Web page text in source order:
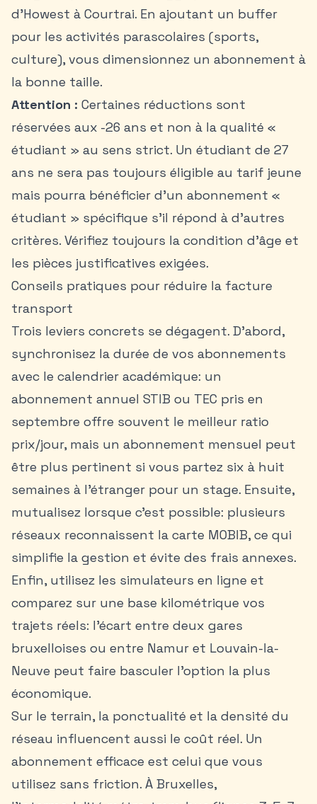
d’Howest à Courtrai. En ajoutant un buffer
pour les activités parascolaires (sports,
culture), vous dimensionnez un abonnement à
la bonne taille.
Attention : Certaines réductions sont
réservées aux -26 ans et non à la qualité «
étudiant » au sens strict. Un étudiant de 27
ans ne sera pas toujours éligible au tarif jeune
mais pourra bénéficier d’un abonnement «
étudiant » spécifique s’il répond à d’autres
critères. Vérifiez toujours la condition d’âge et
les pièces justificatives exigées.
Conseils pratiques pour réduire la facture
transport
Trois leviers concrets se dégagent. D’abord,
synchronisez la durée de vos abonnements
avec le calendrier académique: un
abonnement annuel STIB ou TEC pris en
septembre offre souvent le meilleur ratio
prix/jour, mais un abonnement mensuel peut
être plus pertinent si vous partez six à huit
semaines à l’étranger pour un stage. Ensuite,
mutualisez lorsque c’est possible: plusieurs
réseaux reconnaissent la carte MOBIB, ce qui
simplifie la gestion et évite des frais annexes.
Enfin, utilisez les simulateurs en ligne et
comparez sur une base kilométrique vos
trajets réels: l’écart entre deux gares
bruxelloises ou entre Namur et Louvain-la-
Neuve peut faire basculer l’option la plus
économique.
Sur le terrain, la ponctualité et la densité du
réseau influencent aussi le coût réel. Un
abonnement efficace est celui que vous
utilisez sans friction. À Bruxelles,